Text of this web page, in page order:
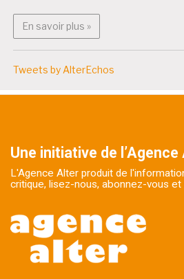
En savoir plus »En savoir plus :
Tweets by AlterEchos
Une initiative de
L'Agence Alter produit de
critique, lisez-nous, abonnez-vous